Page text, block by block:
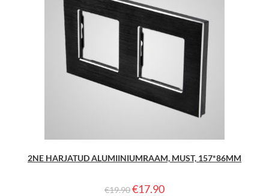
2NE HARJATUD ALUMIINIUMRAAM, MUST, 157*86MM
€19.90€17.90